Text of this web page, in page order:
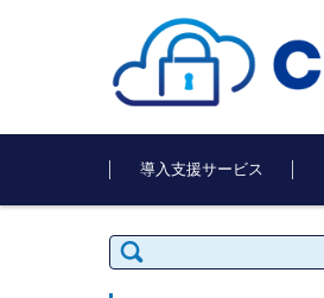
コンテンツに移動
導入支援サービス
検
索: